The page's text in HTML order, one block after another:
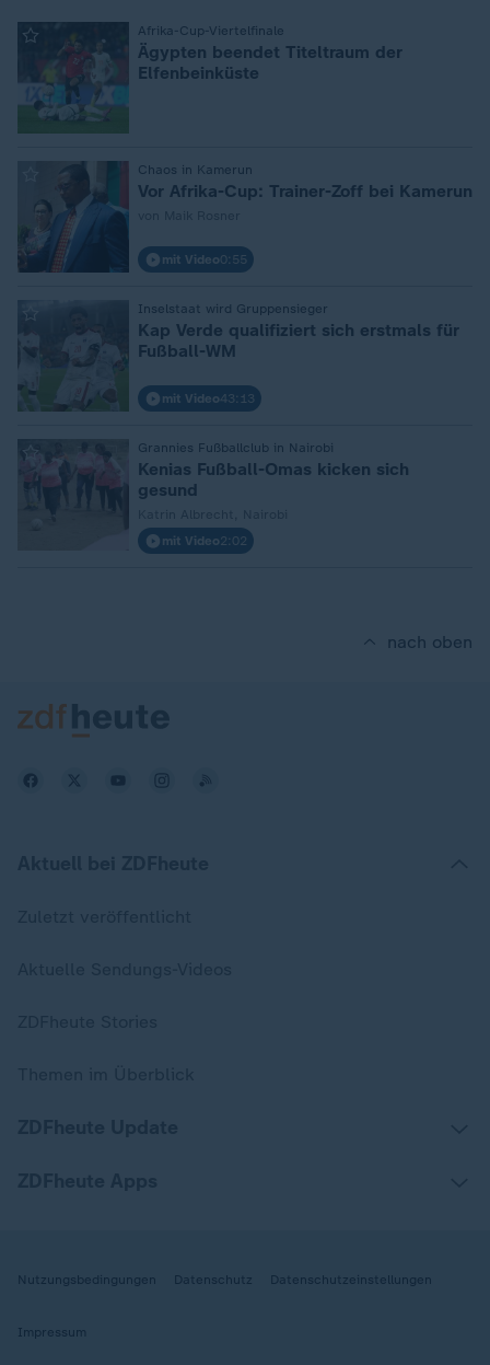
Afrika-Cup-Viertelfinale
Ägypten beendet Titeltraum der
Elfenbeinküste
Chaos in Kamerun
Vor Afrika-Cup: Trainer-Zoff bei Kamerun
mit Video0:55
Inselstaat wird Gruppensieger
Kap Verde qualifiziert sich erstmals für
Fußball-WM
mit Video43:13
Grannies Fußballclub in Nairobi
Kenias Fußball-Omas kicken sich
gesund
mit Video2:02
nach oben
Nutzungsbedingungen Datenschutz Datenschutzeinstellungen
Impressum